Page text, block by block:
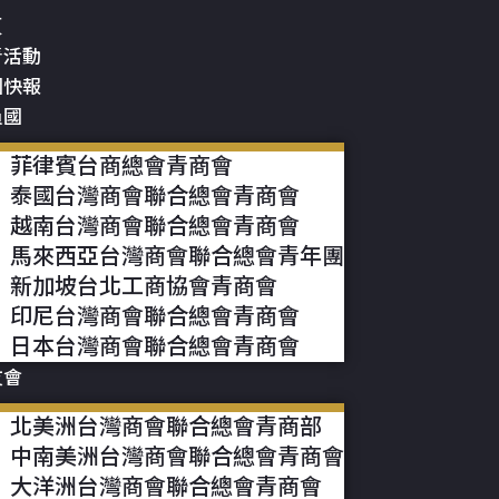
動
報
菲律賓台商總會青商會
泰國台灣商會聯合總會青商會
越南台灣商會聯合總會青商會
馬來西亞台灣商會聯合總會青年團
新加坡台北工商協會青商會
印尼台灣商會聯合總會青商會
日本台灣商會聯合總會青商會
北美洲台灣商會聯合總會青商部
中南美洲台灣商會聯合總會青商會
大洋洲台灣商會聯合總會青商會